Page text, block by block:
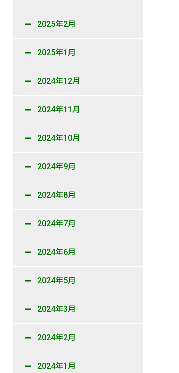
2025年2月
2025年1月
2024年12月
2024年11月
2024年10月
2024年9月
2024年8月
2024年7月
2024年6月
2024年5月
2024年3月
2024年2月
2024年1月